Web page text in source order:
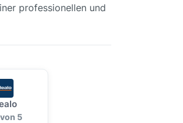
professionellen und
5